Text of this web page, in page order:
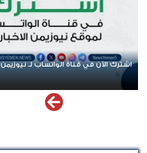
اشترك الآن في قناة الواتساب لـ نيوزيمن